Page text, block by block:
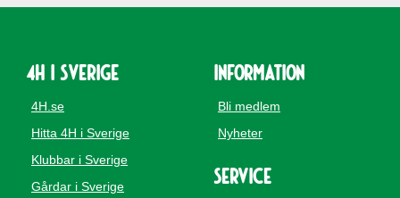
4H i Sverige
4H.se
Hitta 4H i Sverige
Klubbar i Sverige
Gårdar i Sverige
Information
Bli medlem
Nyheter
Service